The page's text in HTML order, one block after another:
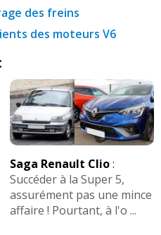
des freins
des moteurs V6
Saga Renault Clio:
Succéder à la Super 5,
assurément pas une mince
affaire ! Pourtant, à l'o ...